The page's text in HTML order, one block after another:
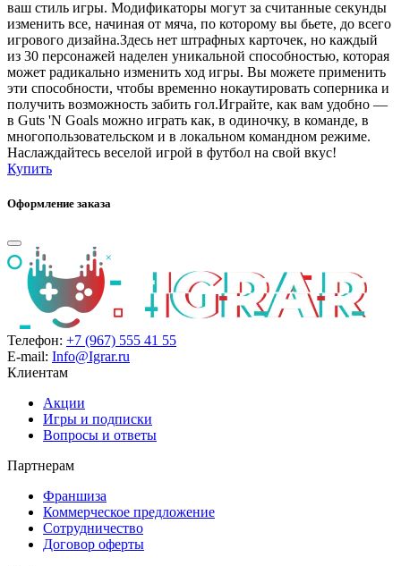
ваш стиль игры. Модификаторы могут за считанные секунды
изменить все, начиная от мяча, по которому вы бьете, до всего
игрового дизайна.Здесь нет штрафных карточек, но каждый
из 30 персонажей наделен уникальной способностью, которая
может радикально изменить ход игры. Вы можете применить
эти способности, чтобы временно нокаутировать соперника и
получить возможность забить гол.Играйте, как вам удобно —
в Guts 'N Goals можно играть как, в одиночку, в команде, в
многопользовательском и в локальном командном режиме.
Наслаждайтесь веселой игрой в футбол на свой вкус!
Купить
Оформление заказа
Телефон: +7 (967) 555 41 55
E-mail: Info@Igrar.ru
Клиентам
Акции
Игры и подписки
Вопросы и ответы
Партнерам
Франшиза
Коммерческое предложение
Сотрудничество
Договор оферты